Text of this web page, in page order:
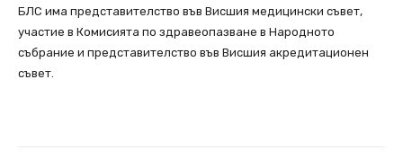
БЛС има представителство във Висшия медицински съвет,
участие в Комисията по здравеопазване в Народното
събрание и представителство във Висшия акредитационен
съвет.